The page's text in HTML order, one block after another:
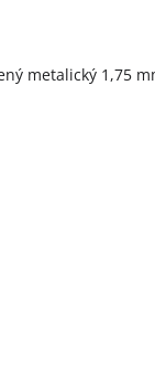
metalický 1,75